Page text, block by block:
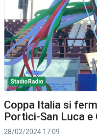
StadioRadio
Coppa Italia si
Portici-San Luca e
28/02/2024 17:09